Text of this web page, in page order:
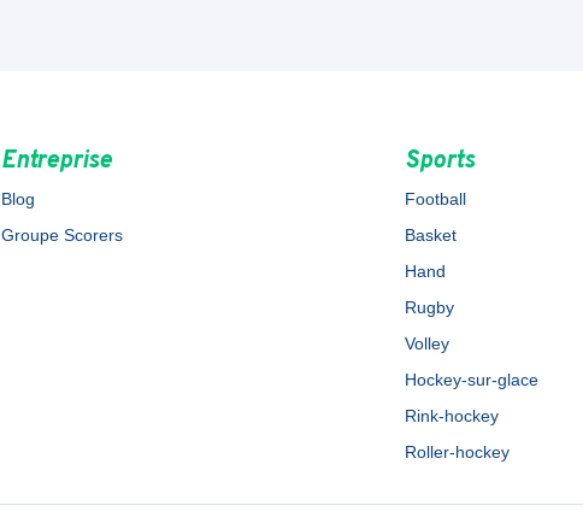
Entreprise
Blog
Groupe Scorers
Sports
Football
Basket
Hand
Rugby
Volley
Hockey-sur-glace
Rink-hockey
Roller-hockey